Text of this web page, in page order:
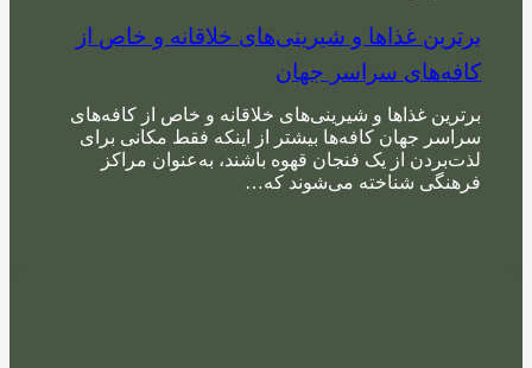
برترین غذاها و شیرینی‌های خلاقانه و خاص از
کافه‌های سراسر جهان
برترین غذاها و شیرینی‌های خلاقانه و خاص از کافه‌های
سراسر جهان کافه‌ها بیشتر از اینکه فقط مکانی برای
لذت‌بردن از یک فنجان قهوه باشند، به‌عنوان مراکز
فرهنگی شناخته می‌شوند که…